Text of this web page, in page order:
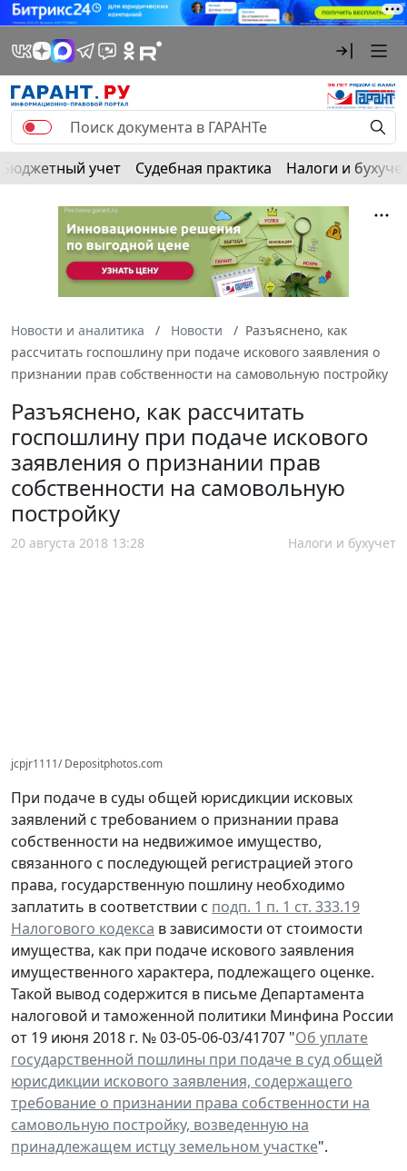
Бюджетный учет Судебная практика Налоги и
Новости и аналитика Новости
Разъяснено, как
рассчитать госпошлину при подаче искового заявления о
признании прав собственности на самовольную постройку
Разъяснено, как рассчитать
госпошлину при подаче искового
заявления о признании прав
собственности на самовольную
постройку
20 августа 2018 13:28 Налоги и бухучет
jcpjr1111/ Depositphotos.com
При подаче в суды общей юрисдикции исковых
заявлений с требованием о признании права
собственности на недвижимое имущество,
связанного с последующей регистрацией этого
права, государственную пошлину необходимо
заплатить в соответствии с подп. 1 п. 1 ст. 333.19
Налогового кодекса в зависимости от стоимости
имущества, как при подаче искового заявления
имущественного характера, подлежащего оценке.
Такой вывод содержится в письме Департамента
налоговой и таможенной политики Минфина России
от 19 июня 2018 г. № 03-05-06-03/41707 "Об уплате
государственной пошлины при подаче в суд общей
юрисдикции искового заявления, содержащего
требование о признании права собственности на
самовольную постройку, возведенную на
принадлежащем истцу земельном участке".